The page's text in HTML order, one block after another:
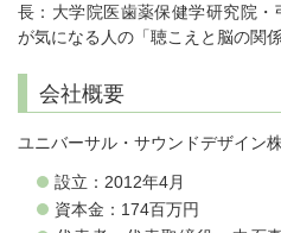
長：大学院医歯薬保健学研究院・
が気になる人の「聴こえと脳の関
会社概要
ユニバーサル・サウンドデザイン
設立：2012年4月
資本金：174百万円